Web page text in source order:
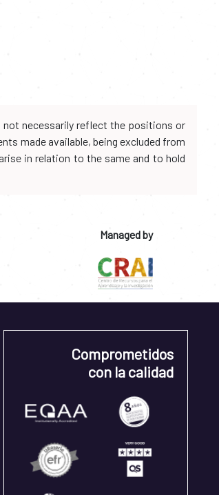
not necessarily reflect the positions or
made available, being excluded from
in relation to the same and to hold
Managed by
Comprometidos
con la calidad